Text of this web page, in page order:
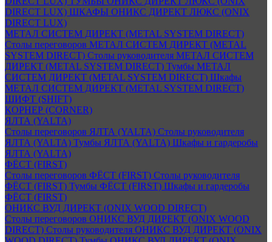
DIRECT LUX) ШКАФЫ ОНИКС ДИРЕКТ ЛЮКС (ONIX
DIRECT LUX)
МЕТАЛ СИСТЕМ ДИРЕКТ (METAL SYSTEM DIRECT)
Столы переговоров МЕТАЛ СИСТЕМ ДИРЕКТ (METAL
SYSTEM DIRECT) Столы руководителя МЕТАЛ СИСТЕМ
ДИРЕКТ (METAL SYSTEM DIRECT) Тумбы МЕТАЛ
СИСТЕМ ДИРЕКТ (METAL SYSTEM DIRECT) Шкафы
МЕТАЛ СИСТЕМ ДИРЕКТ (METAL SYSTEM DIRECT)
ШИФТ (SHIFT)
КОРНЕР (CORNER)
ЯЛТА (YALTA)
Столы переговоров ЯЛТА (YALTA) Столы руководителя
ЯЛТА (YALTA) Тумбы ЯЛТА (YALTA) Шкафы и гардеробы
ЯЛТА (YALTA)
ФЁСТ (FIRST)
Столы переговоров ФЁСТ (FIRST) Столы руководителя
ФЁСТ (FIRST) Тумбы ФЁСТ (FIRST) Шкафы и гардеробы
ФЁСТ (FIRST)
ОНИКС ВУД ДИРЕКТ (ONIX WOOD DIRECT)
Столы переговоров ОНИКС ВУД ДИРЕКТ (ONIX WOOD
DIRECT) Столы руководителя ОНИКС ВУД ДИРЕКТ (ONIX